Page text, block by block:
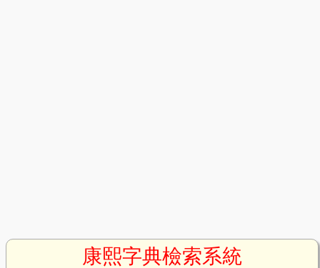
康熙字典檢索系統